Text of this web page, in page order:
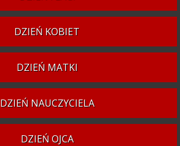
DZIEŃ KOBIET
DZIEŃ MATKI
DZIEŃ NAUCZYCIELA
DZIEŃ OJCA